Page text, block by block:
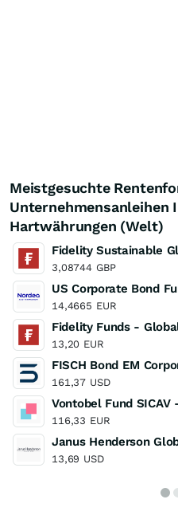
Meistgesuchte
Unternehmensanleihen
Hartwährungen (Welt)
Fidelity Sustainable
3,08744 GBP
US Corporate Bond
14,4665 EUR
Fidelity Funds -
13,20 EUR
FISCH Bond EM
161,37 USD
Vontobel Fund
116,33 EUR
Janus Henderson
13,69 USD